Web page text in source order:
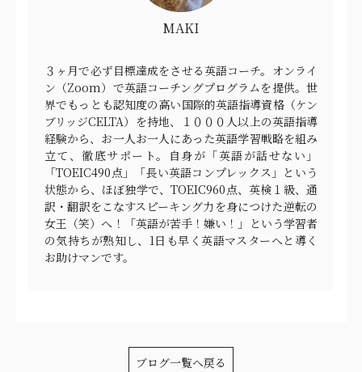
MAKI
３ヶ月で必ず目標達成をさせる英語コーチ。オンライ
ン（Zoom）で英語コーチングプログラムを提供。世
界でもっとも認知度の高い国際的英語指導資格（ケン
ブリッジCELTA）を持地、１０００人以上の英語指導
経験から、お一人お一人にあった英語学習戦略を組み
立て、徹底サポート。自身が「英語が話せない」
「TOEIC490点」「長い英語コンプレックス」という
状態から、ほぼ独学で、TOEIC960点、英検１級、通
訳・翻訳をこなすスピーキング力を身につけた逆転の
女王（笑）へ！「英語が苦手！嫌い！」という学習者
の気持ちが熟知し、1日も早く英語マスターへと導く
お助けマンです。
ブログ一覧へ戻る